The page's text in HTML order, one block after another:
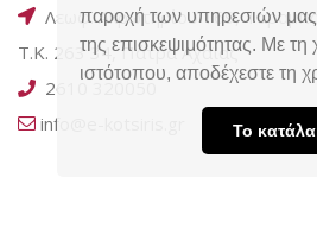
παροχή των υπηρεσιών μας
της επισκεψιμότητας. Με
ιστότοπου, αποδέχεστε τη
Το
Λεωφ. Ακρωτηρίου 169,
Τ.Κ. 263 34, Πάτρα Αχαΐας
2610 320050
info@e-kotsiris.gr